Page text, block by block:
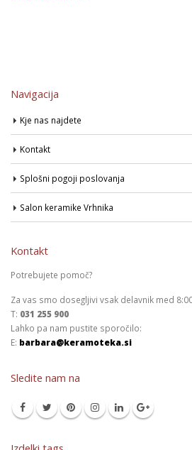
Navigacija
Kje nas najdete
Kontakt
Splošni pogoji poslovanja
Salon keramike Vrhnika
Kontakt
Potrebujete pomoč?
Za vas smo dosegljivi vsak delavnik med
T: 031 255 900
Lahko pa nam pustite sporočilo:
E: barbara@keramoteka.si
Sledite nam na